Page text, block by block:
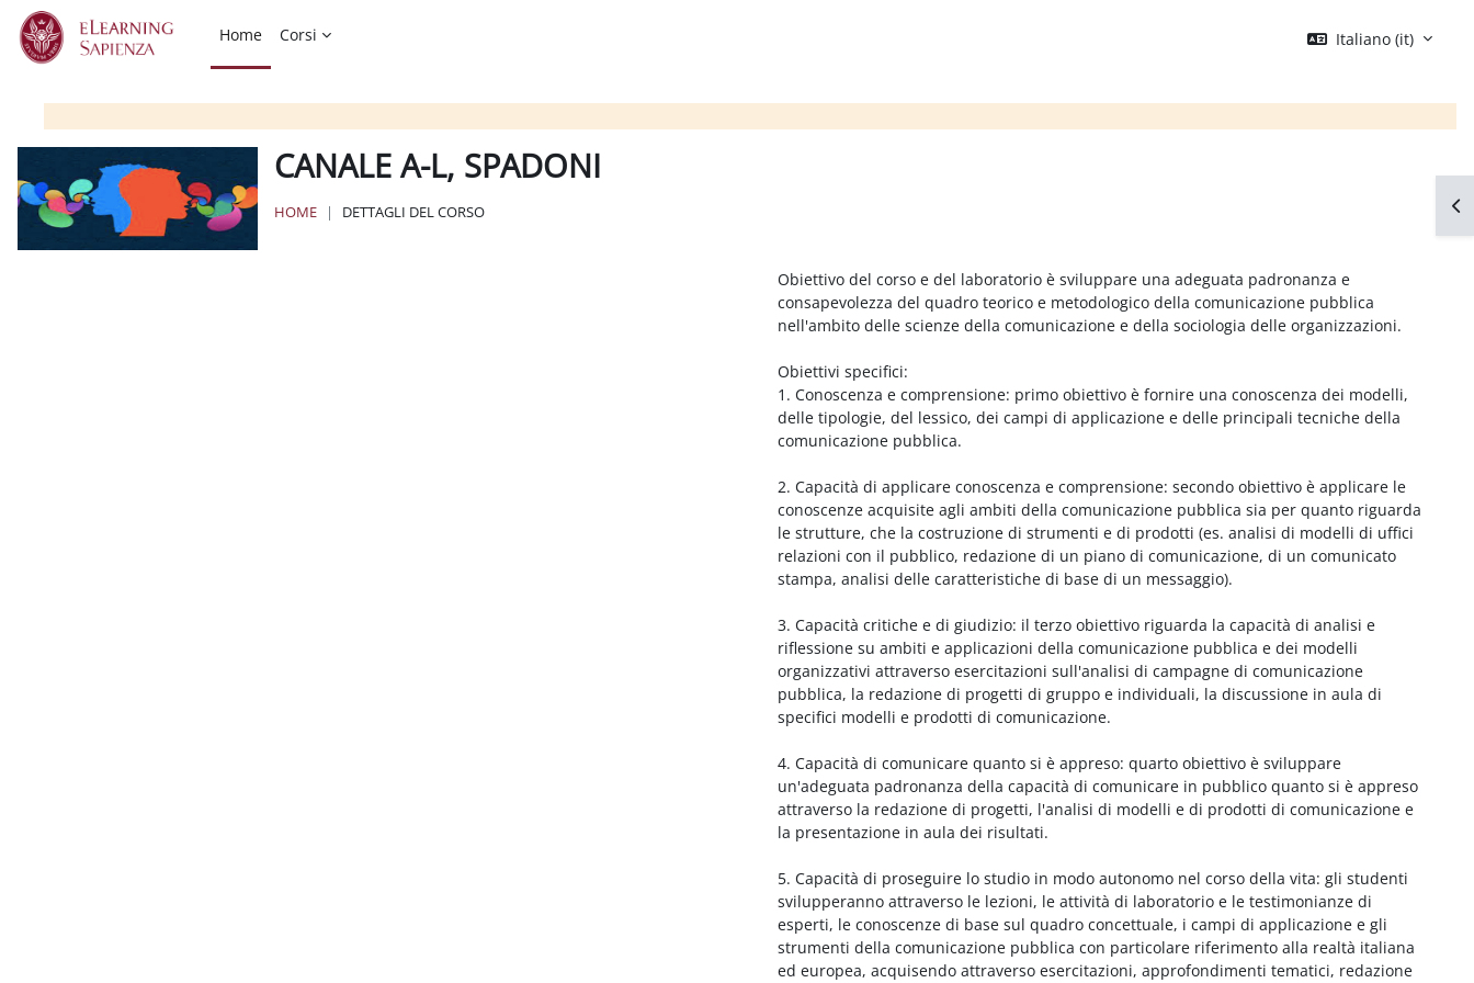
Vai al contenuto principale
Home
Corsi Italiano ‎(it)‎
CANALE A-L, SPADONI
HOME DETTAGLI DEL CORSO
Obiettivo del corso e del laboratorio è sviluppare una adeguata padronanza e
consapevolezza del quadro teorico e metodologico della comunicazione pubblica
nell'ambito delle scienze della comunicazione e della sociologia delle organizzazioni.
Obiettivi specifici:
1. Conoscenza e comprensione: primo obiettivo è fornire una conoscenza dei modelli,
delle tipologie, del lessico, dei campi di applicazione e delle principali tecniche della
comunicazione pubblica.
2. Capacità di applicare conoscenza e comprensione: secondo obiettivo è applicare le
conoscenze acquisite agli ambiti della comunicazione pubblica sia per quanto riguarda
le strutture, che la costruzione di strumenti e di prodotti (es. analisi di modelli di uffici
relazioni con il pubblico, redazione di un piano di comunicazione, di un comunicato
stampa, analisi delle caratteristiche di base di un messaggio).
3. Capacità critiche e di giudizio: il terzo obiettivo riguarda la capacità di analisi e
riflessione su ambiti e applicazioni della comunicazione pubblica e dei modelli
organizzativi attraverso esercitazioni sull'analisi di campagne di comunicazione
pubblica, la redazione di progetti di gruppo e individuali, la discussione in aula di
specifici modelli e prodotti di comunicazione.
4. Capacità di comunicare quanto si è appreso: quarto obiettivo è sviluppare
un'adeguata padronanza della capacità di comunicare in pubblico quanto si è appreso
attraverso la redazione di progetti, l'analisi di modelli e di prodotti di comunicazione e
la presentazione in aula dei risultati.
5. Capacità di proseguire lo studio in modo autonomo nel corso della vita: gli studenti
svilupperanno attraverso le lezioni, le attività di laboratorio e le testimonianze di
esperti, le conoscenze di base sul quadro concettuale, i campi di applicazione e gli
strumenti della comunicazione pubblica con particolare riferimento alla realtà italiana
ed europea, acquisendo attraverso esercitazioni, approfondimenti tematici, redazione